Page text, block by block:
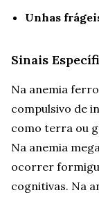
Unhas
Sinais
Na anemia
compulsivo de
como terra ou
Na anemia
ocorrer
cognitivas. Na